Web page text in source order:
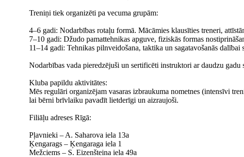
Treniņi tiek organizēti pa vecuma grupām:
4–6 gadi: Nodarbības rotaļu formā. Mācāmies klausīties treneri,
7–10 gadi: Džudo pamattehnikas apguve, fiziskās formas
11–14 gadi: Tehnikas pilnveidošana, taktika un sagatavošanās dalībai
Nodarbības vada pieredzējuši un sertificēti instruktori ar daudzu gadu
Kluba papildu aktivitātes:
Mēs regulāri organizējam vasaras izbraukuma nometnes (intensīvi
lai bērni brīvlaiku pavadīt lietderīgi un aizraujoši.
Filiāļu adreses Rīgā:
Pļavnieki – A. Saharova iela 13a
Ķengarags – Ķengaraga iela 1
Mežciems – S. Eizenšteina iela 49a